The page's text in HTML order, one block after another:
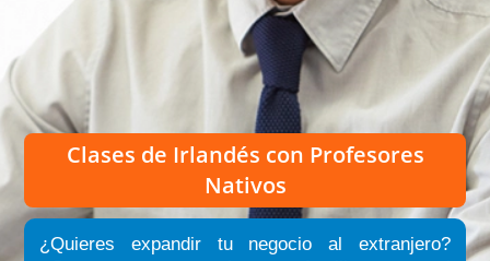
Clases de Irlandés con Profesores
Nativos
¿Quieres expandir tu negocio al extranjero?